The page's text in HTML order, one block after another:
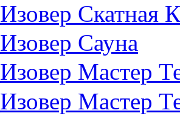
Изовер Скатная
Изовер Сауна
Изовер Мастер
Изовер Мастер